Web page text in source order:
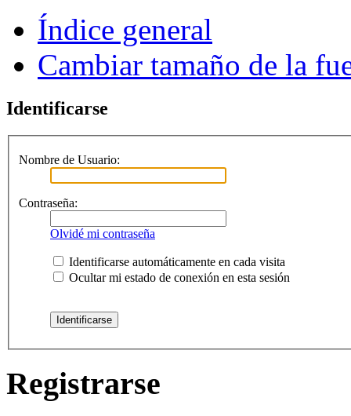
Índice general
Cambiar tamaño de la
Identificarse
Nombre de Usuario:
Contraseña:
Olvidé mi contraseña
Identificarse automáticamente en cada visita
Ocultar mi estado de conexión en esta sesión
Registrarse